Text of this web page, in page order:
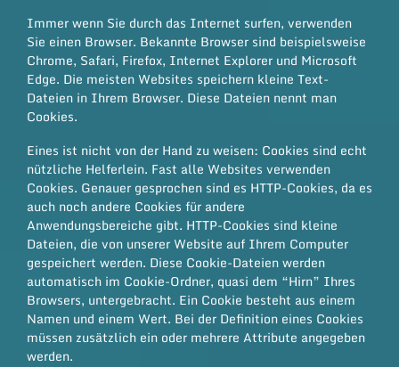
Immer wenn Sie durch das Internet surfen, verwenden
Sie einen Browser. Bekannte Browser sind beispielsweise
Chrome, Safari, Firefox, Internet Explorer und Microsoft
Edge. Die meisten Websites speichern kleine Text-
Dateien in Ihrem Browser. Diese Dateien nennt man
Cookies.
Eines ist nicht von der Hand zu weisen: Cookies sind echt
nützliche Helferlein. Fast alle Websites verwenden
Cookies. Genauer gesprochen sind es HTTP-Cookies, da es
auch noch andere Cookies für andere
Anwendungsbereiche gibt. HTTP-Cookies sind kleine
Dateien, die von unserer Website auf Ihrem Computer
gespeichert werden. Diese Cookie-Dateien werden
automatisch im Cookie-Ordner, quasi dem “Hirn” Ihres
Browsers, untergebracht. Ein Cookie besteht aus einem
Namen und einem Wert. Bei der Definition eines Cookies
müssen zusätzlich ein oder mehrere Attribute angegeben
werden.